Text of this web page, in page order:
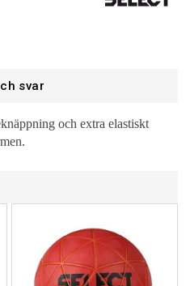
svar
och extra elastiskt